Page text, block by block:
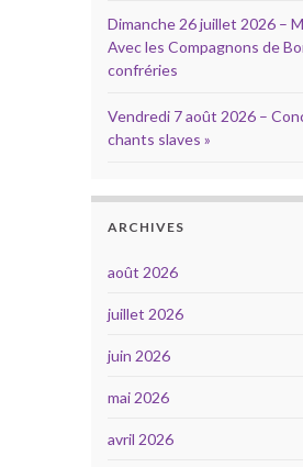
Dimanche 26 juillet 2026 –
Avec les Compagnons de
confréries
Vendredi 7 août 2026 –
chants slaves »
ARCHIVES
août 2026
juillet 2026
juin 2026
mai 2026
avril 2026